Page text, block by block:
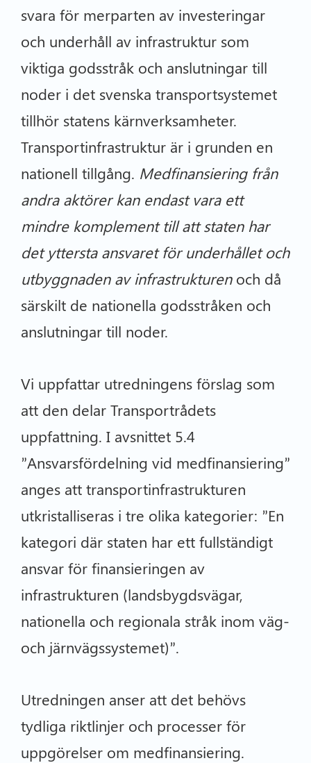
svara för merparten av investeringar
och underhåll av infrastruktur som
viktiga godsstråk och anslutningar till
noder i det svenska transportsystemet
tillhör statens kärnverksamheter.
Transportinfrastruktur är i grunden en
nationell tillgång. Medfinansiering från
andra aktörer kan endast vara ett
mindre komplement till att staten har
det yttersta ansvaret för underhållet och
utbyggnaden av infrastrukturenoch då
särskilt de nationella godsstråken och
anslutningar till noder.
Vi uppfattar utredningens förslag som
att den delar Transportrådets
uppfattning. I avsnittet 5.4
”Ansvarsfördelning vid medfinansiering”
anges att transportinfrastrukturen
utkristalliseras i tre olika kategorier: ”En
kategori där staten har ett fullständigt
ansvar för finansieringen av
infrastrukturen (landsbygdsvägar,
nationella och regionala stråk inom väg-
och järnvägssystemet)”.
Utredningen anser att det behövs
tydliga riktlinjer och processer för
uppgörelser om medfinansiering.